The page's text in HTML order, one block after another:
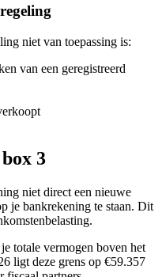
niet van toepassing is:
van een geregistreerd
3
niet direct een nieuwe
je bankrekening te staan. Dit
totale vermogen boven het
ligt deze grens op €59.357